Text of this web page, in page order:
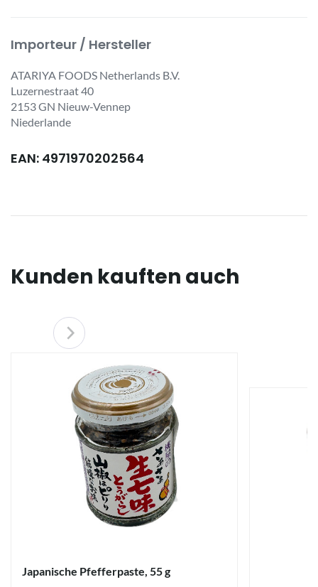
Importeur / Hersteller
ATARIYA FOODS Netherlands B.V.
Luzernestraat 40
2153 GN Nieuw-Vennep
Niederlande
EAN: 4971970202564
Kunden kauften auch
Japanische Pfefferpaste, 55 g